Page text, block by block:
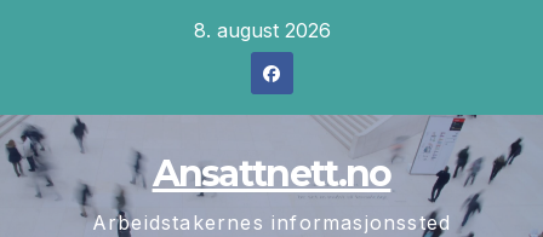
8. august 2026
Ansattnett.no
Arbeidstakernes informasjonssted